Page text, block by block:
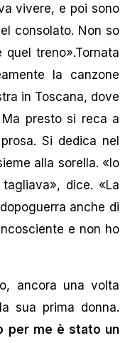
vivere, e poi sono
consolato. Non so
treno».Tornata
la canzone
in Toscana, dove
presto si reca a
Si dedica nel
alla sorella. «Io
dice. «La
anche di
e non ho
ancora una volta
sua prima donna.
per me è stato un